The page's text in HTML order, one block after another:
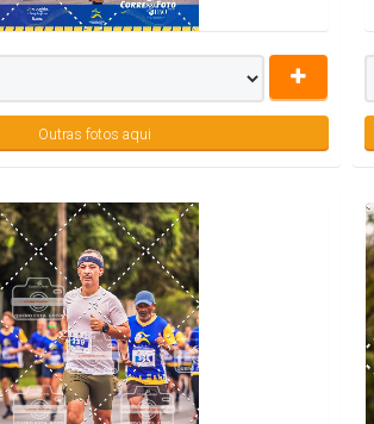
Outras fotos aqui